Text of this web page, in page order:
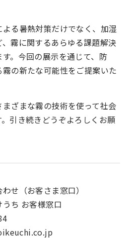
る暑熱対策だけでなく、加湿
霧に関するあらゆる課題解決
。今回の展示を通じて、防
の新たな可能性をご提案いた
ざまな霧の技術を使って社会
引き続きどうぞよろしくお願
せ（お客さま窓口）
ち お客様窓口